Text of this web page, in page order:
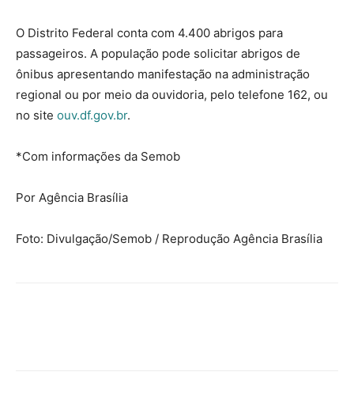
O Distrito Federal conta com 4.400 abrigos para
passageiros. A população pode solicitar abrigos de
ônibus apresentando manifestação na administração
regional ou por meio da ouvidoria, pelo telefone 162, ou
no site ouv.df.gov.br.
*Com informações da Semob
Por Agência Brasília
Foto: Divulgação/Semob / Reprodução Agência Brasília